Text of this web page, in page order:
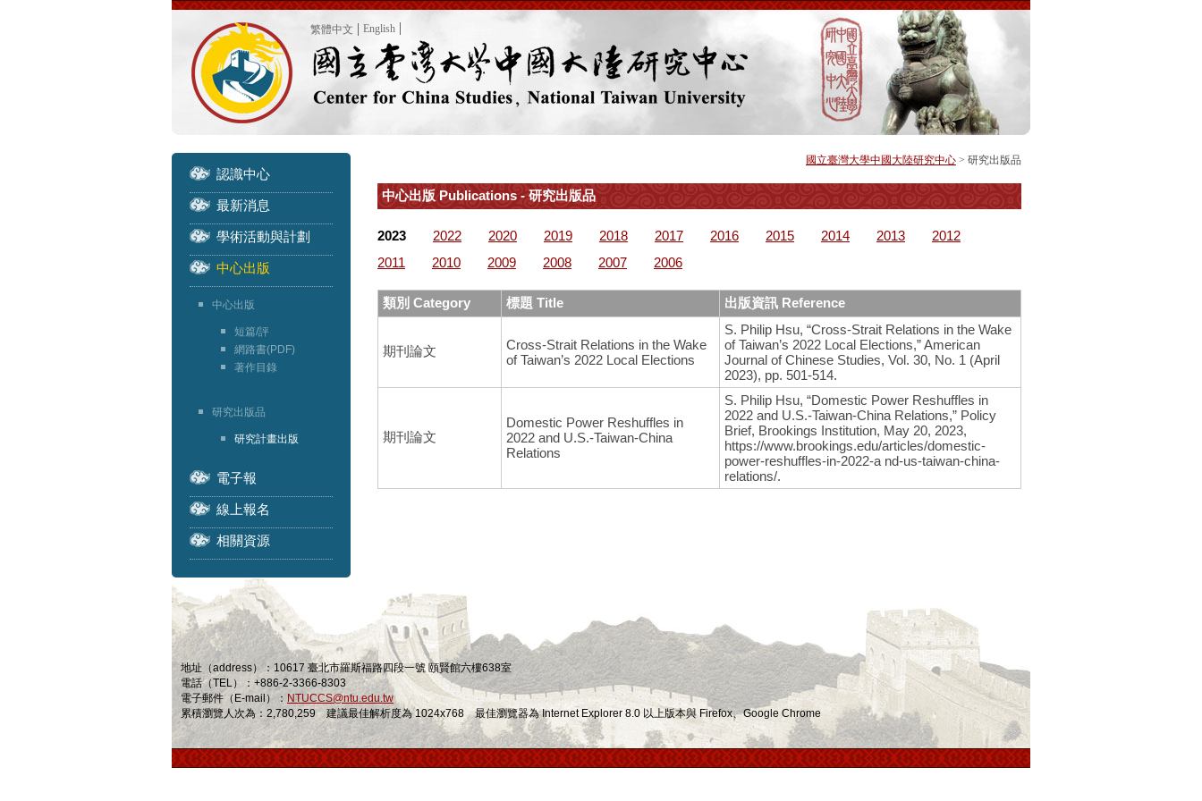
繁體中文 English
認識中心
最新消息
學術活動與計劃
中心出版
中心出版
短篇/評
網路書(PDF)
著作目錄
研究出版品
研究計畫出版
電子報
線上報名
相關資源
國立臺灣大學中國大陸研究中心 > 研究出版品
中心出版 Publications - 研究出版品
2023 2022 2020 2019 2018 2017 2016 2015 2014 2013
2012
2011
2010 2009 2008 2007 2006
類別 Category 標題 Title 出版資訊 Reference
期刊論文
Cross-Strait Relations in the Wake
of Taiwan’s 2022 Local Elections
S. Philip Hsu, “Cross-Strait Relations in the Wake
of Taiwan’s 2022 Local Elections,” American
Journal of Chinese Studies, Vol. 30, No. 1 (April
2023), pp. 501-514.
期刊論文
Domestic Power Reshuffles in
2022 and U.S.-Taiwan-China
Relations
S. Philip Hsu, “Domestic Power Reshuffles in
2022 and U.S.-Taiwan-China Relations,” Policy
Brief, Brookings Institution, May 20, 2023,
https://www.brookings.edu/articles/domestic-
power-reshuffles-in-2022-a nd-us-taiwan-china-
relations/.
地址（address）：10617 臺北市羅斯福路四段一號 頤賢館六樓638室
電話（TEL）：+886-2-3366-8303
電子郵件（E-mail）： NTUCCS@ntu.edu.tw
累積瀏覽人次為：2,780,259 建議最佳解析度為 1024x768 最佳瀏覽器為 Internet Explorer 8.0 以上版本與 Firefox、Google Chrome